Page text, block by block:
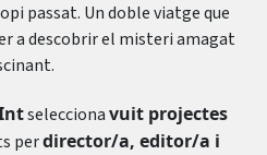
passat. Un doble viatge que
a descobrir el misteri amagat
seleccionavuit projectes
perdirector/a, editor/a i